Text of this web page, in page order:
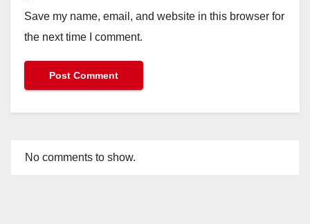
Save my name, email, and website in this browser for
the next time I comment.
No comments to show.